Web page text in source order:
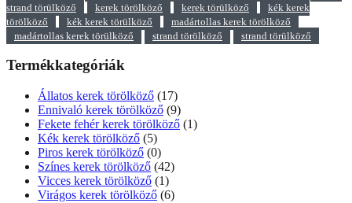
strand törülköző
kerek törölköző kerek törülköző
kék kerek
törölköző
kék kerek törülköző
madártollas kerek törölköző
madártollas kerek törülköző
strand törölköző strand törülköző
Termékkategóriák
Állatos kerek törölköző (17)
Ennivaló kerek törölköző (9)
Fekete fehér kerek törölköző (1)
Kék kerek törölköző (5)
Piros kerek törölköző (0)
Színes kerek törölköző (42)
Vicces kerek törölköző (1)
Virágos kerek törölköző (6)